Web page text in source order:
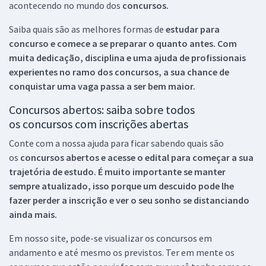
acontecendo no mundo dos concursos.
Saiba quais são as melhores formas de estudar para
concurso e comece a se preparar o quanto antes. Com
muita dedicação, disciplina e uma ajuda de profissionais
experientes no ramo dos concursos, a sua chance de
conquistar uma vaga passa a ser bem maior.
Concursos abertos: saiba sobre todos
os concursos com inscrições abertas
Conte com a nossa ajuda para ficar sabendo quais são
os concursos abertos e acesse o edital para começar a sua
trajetória de estudo. É muito importante se manter
sempre atualizado, isso porque um descuido pode lhe
fazer perder a inscrição e ver o seu sonho se distanciando
ainda mais.
Em nosso site, pode-se visualizar os concursos em
andamento e até mesmo os previstos. Ter em mente os